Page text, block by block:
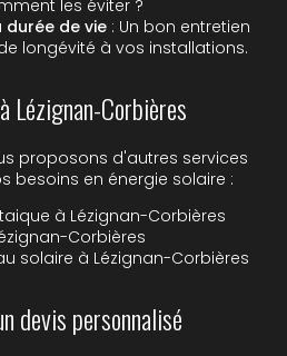
les éviter ?
de vie : Un bon entretien
longévité à vos installations.
Lézignan-Corbières
proposons d'autres services
besoins en énergie solaire :
à Lézignan-Corbières
Corbières
solaire à Lézignan-Corbières
devis personnalisé